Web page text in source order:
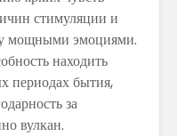
стимуляции и
мощными эмоциями.
находить
периодах бытия,
за
вулкан.